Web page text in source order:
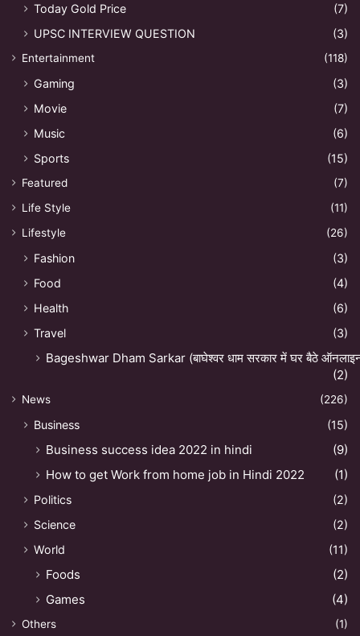
Today Gold Price
(7)
UPSC INTERVIEW QUESTION
(3)
Entertainment (118)
Gaming
(3)
Movie
(7)
Music
(6)
Sports
(15)
Featured
(7)
Life Style
(11)
Lifestyle
(26)
Fashion
(3)
Food
(4)
Health
(6)
Travel
(3)
Bageshwar Dham Sarkar (बाघेश्वर धाम सरकार में घर बैठे
(2)
News (226)
Business (15)
Business success idea 2022 in hindi
(9)
How to get Work from home job in Hindi 2022
(1)
Politics
(2)
Science
(2)
World
(11)
Foods
(2)
Games
(4)
Others
(1)